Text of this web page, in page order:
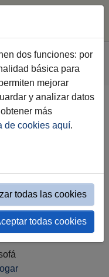
2030
márcate tus
hasta
dos funciones: por
básica para
mejorar
y analizar datos
más
de cookies aquí.
todas las cookies
todas cookies